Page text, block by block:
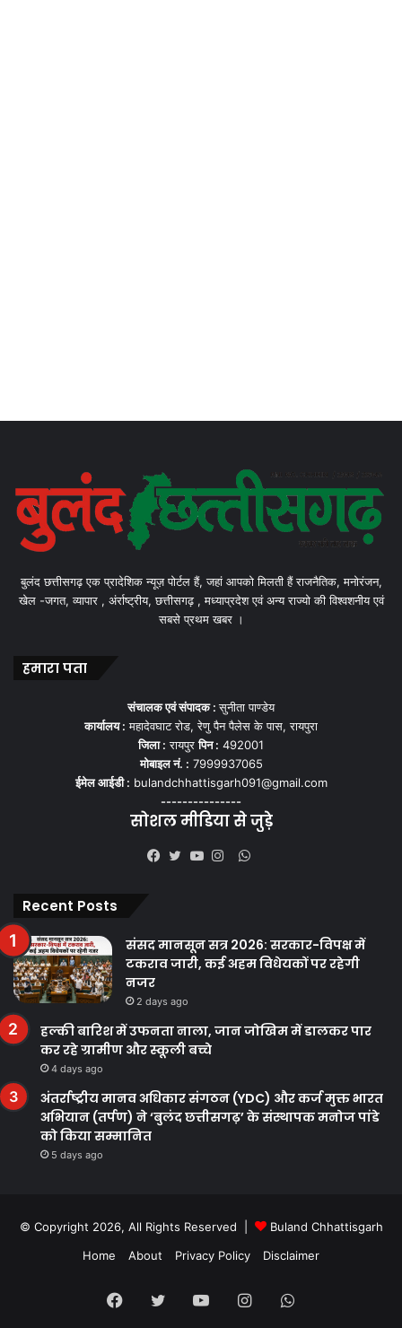
बुलंद छत्तीसगढ़ एक प्रादेशिक न्यूज़ पोर्टल हैं, जहां आपको मिलती हैं राजनैतिक, मनोरंजन,
खेल -जगत, व्यापार , अंर्राष्ट्रीय, छत्तीसगढ़ , मध्याप्रदेश एवं अन्य राज्यो की विश्वशनीय एवं
सबसे प्रथम खबर ।
हमारा पता
संचालक एवं संपादक :सुनीता पाण्डेय
कार्यालय : महादेवघाट रोड, रेणु पैन पैलेस के पास, रायपुरा
जिला : रायपुरपिन : 492001
मोबाइल नं. : 7999937065
ईमेल आईडी : bulandchhattisgarh091@gmail.com
---------------
सोशल मीडिया से जुड़े
WhatsApp
Recent Posts
संसद मानसून सत्र 2026: सरकार-विपक्ष में
टकराव जारी, कई अहम विधेयकों पर रहेगी
नजर
2 days ago
हल्की बारिश में उफनता नाला, जान जोखिम में डालकर पार
कर रहे ग्रामीण और स्कूली बच्चे
4 days ago
अंतर्राष्ट्रीय मानव अधिकार संगठन (YDC) और कर्ज मुक्त भारत
अभियान (तर्पण) ने ‘बुलंद छत्तीसगढ़’ के संस्थापक मनोज पांडे
को किया सम्मानित
5 days ago
© Copyright 2026, All Rights Reserved |
Buland Chhattisgarh
Home
About Privacy Policy Disclaimer
Facebook
Twitter YouTubeInstagramWhatsApp